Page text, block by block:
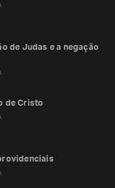
de Judas e a negação
de Cristo